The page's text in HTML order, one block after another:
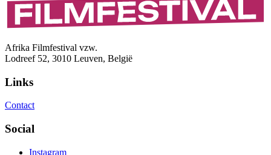
Afrika Filmfestival vzw.
Lodreef 52, 3010 Leuven, België
Links
Contact
Social
Instagram